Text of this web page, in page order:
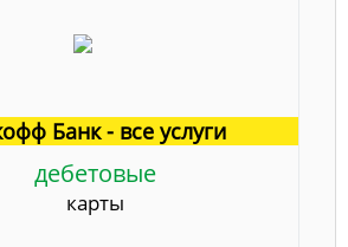
Банк - все услуги
дебетовые
карты